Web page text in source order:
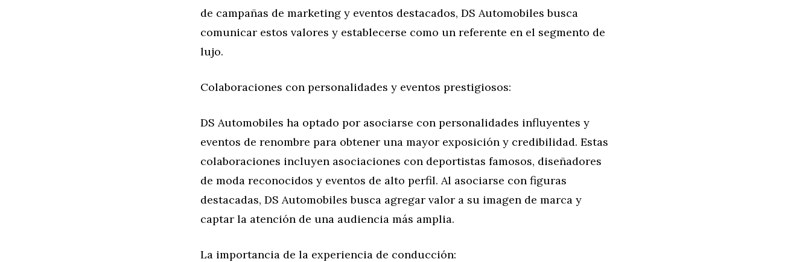
de campañas de marketing y eventos destacados, DS Automobiles busca
comunicar estos valores y establecerse como un referente en el segmento de
lujo.
Colaboraciones con personalidades y eventos prestigiosos:
DS Automobiles ha optado por asociarse con personalidades influyentes y
eventos de renombre para obtener una mayor exposición y credibilidad. Estas
colaboraciones incluyen asociaciones con deportistas famosos, diseñadores
de moda reconocidos y eventos de alto perfil. Al asociarse con figuras
destacadas, DS Automobiles busca agregar valor a su imagen de marca y
captar la atención de una audiencia más amplia.
La importancia de la experiencia de conducción: